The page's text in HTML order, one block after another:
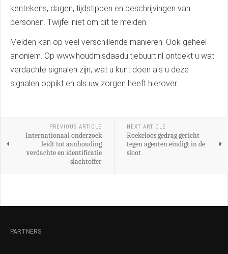
kentekens, dagen, tijdstippen en beschrijvingen van
personen. Twijfel niet om dit te melden.
Melden kan op veel verschillende manieren. Ook geheel
anoniem. Op www.houdmisdaaduitjebuurt.nl ontdekt u wat
verdachte signalen zijn, wat u kunt doen als u deze
signalen oppikt en als uw zorgen heeft hierover.
PREVIOUS ARTICLE
Internationaal onderzoek
leidt tot aanhouding
verdachte en identificatie
slachtoffer
NEXT ARTICLE
Roekeloos gedrag gericht
tegen agenten eindigt in de
sloot
PARTNERS